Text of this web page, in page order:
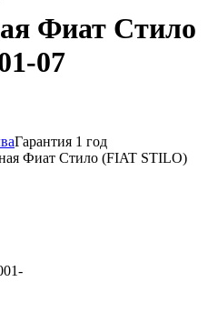
Фиат Стило
07
Гарантия 1 год